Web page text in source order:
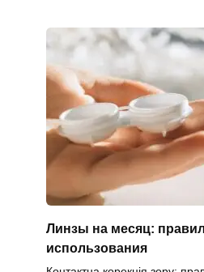
Линзы на месяц:
использования